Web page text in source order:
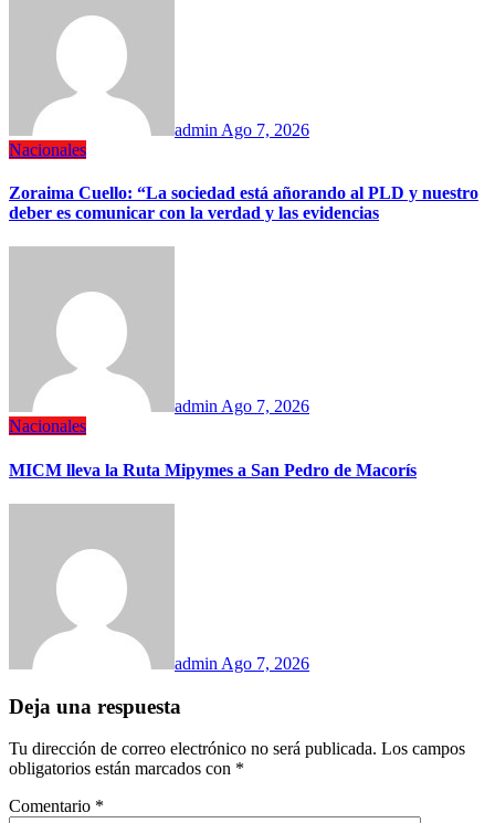
admin Ago 7, 2026
Nacionales
Zoraima Cuello: “La sociedad está añorando al PLD y nuestro
deber es comunicar con la verdad y las evidencias
adminAgo 7, 2026
Nacionales
MICM lleva la Ruta Mipymes a San Pedro de Macorís
admin Ago 7, 2026
Deja una respuesta
Tu dirección de correo electrónico no será publicada. Los campos
obligatorios están marcados con *
Comentario *